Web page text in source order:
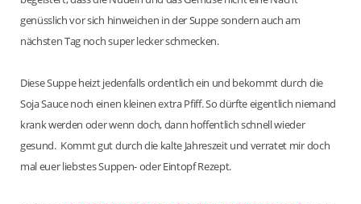
genüsslich vor sich hinweichen in der Suppe sondern auch am
nächsten Tag noch super lecker schmecken.
Diese Suppe heizt jedenfalls ordentlich ein und bekommt durch die
Soja Sauce noch einen kleinen extra Pfiff. So dürfte eigentlich niemand
krank werden oder wenn doch, dann hoffentlich schnell wieder
gesund. Kommt gut durch die kalte Jahreszeit und verratet mir doch
mal euer liebstes Suppen- oder Eintopf Rezept.